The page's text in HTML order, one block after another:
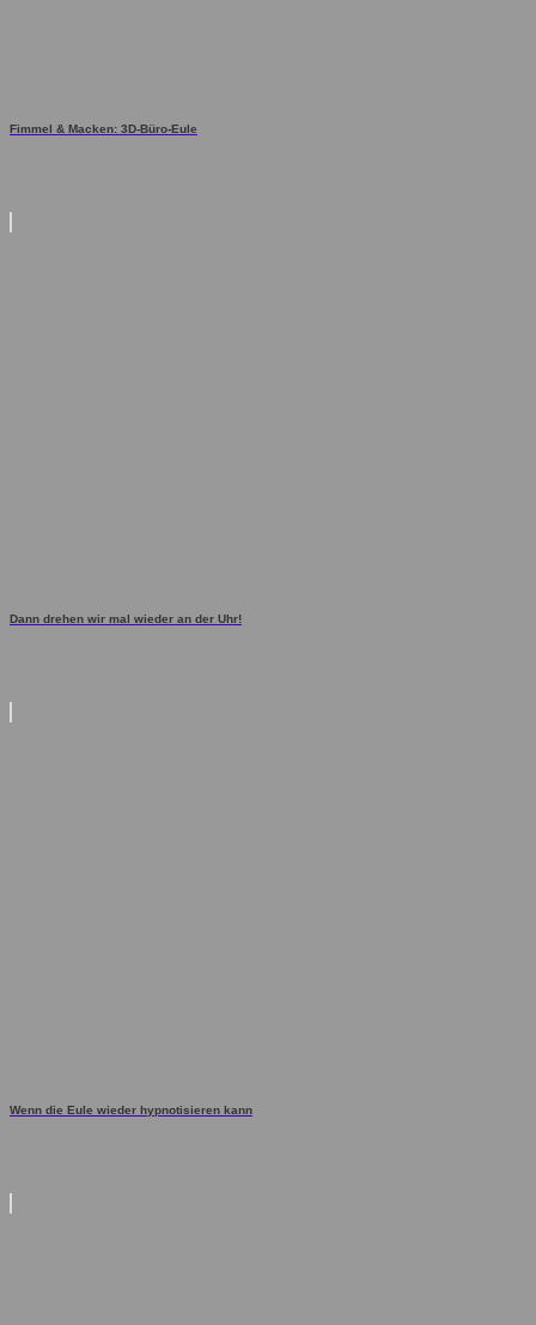
Fimmel & Macken: 3D-Büro-Eule
Dann drehen wir mal wieder an der Uhr!
Wenn die Eule wieder hypnotisieren kann